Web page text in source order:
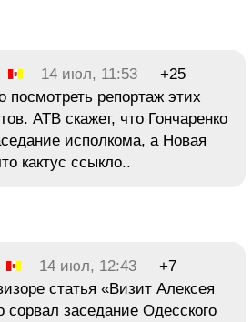
14 июл, 11:53
+25
посмотреть репортаж этих
АТВ скажет, что Гончаренко
исполкома, а Новая
кактус ссыкло..
14 июл, 12:43
+7
статья «Визит Алексея
сорвал заседание Одесского